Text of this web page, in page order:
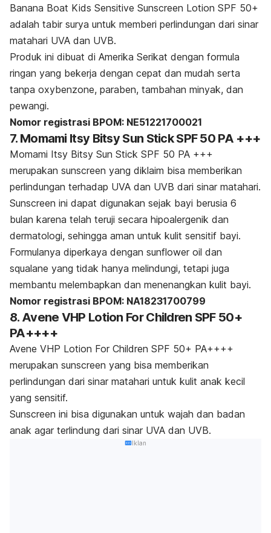
Banana Boat Kids Sensitive Sunscreen Lotion SPF 50+
adalah tabir surya untuk memberi perlindungan dari sinar
matahari UVA dan UVB.
Produk ini dibuat di Amerika Serikat dengan formula
ringan yang bekerja dengan cepat dan mudah serta
tanpa oxybenzone, paraben, tambahan minyak, dan
pewangi.
Nomor registrasi BPOM: NE51221700021
7. Momami Itsy Bitsy Sun Stick SPF 50 PA +++
Momami Itsy Bitsy Sun Stick SPF 50 PA +++
merupakan sunscreen yang diklaim bisa memberikan
perlindungan terhadap UVA dan UVB dari sinar matahari.
Sunscreen ini dapat digunakan sejak bayi berusia 6
bulan karena telah teruji secara hipoalergenik dan
dermatologi, sehingga aman untuk kulit sensitif bayi.
Formulanya diperkaya dengan sunflower oil dan
squalane yang tidak hanya melindungi, tetapi juga
membantu melembapkan dan menenangkan kulit bayi.
Nomor registrasi BPOM: NA18231700799
8. Avene VHP Lotion For Children SPF 50+
PA++++
Avene VHP Lotion For Children SPF 50+ PA++++
merupakan sunscreen yang bisa memberikan
perlindungan dari sinar matahari untuk kulit anak kecil
yang sensitif.
Sunscreen ini bisa digunakan untuk wajah dan badan
anak agar terlindung dari sinar UVA dan UVB.
Iklan